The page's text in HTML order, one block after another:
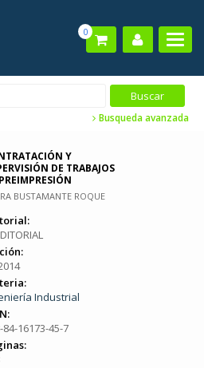
0
Busqueda avanzada
Y
DE TRABAJOS
BUSTAMANTE ROQUE
Industrial
84-16173-45-7